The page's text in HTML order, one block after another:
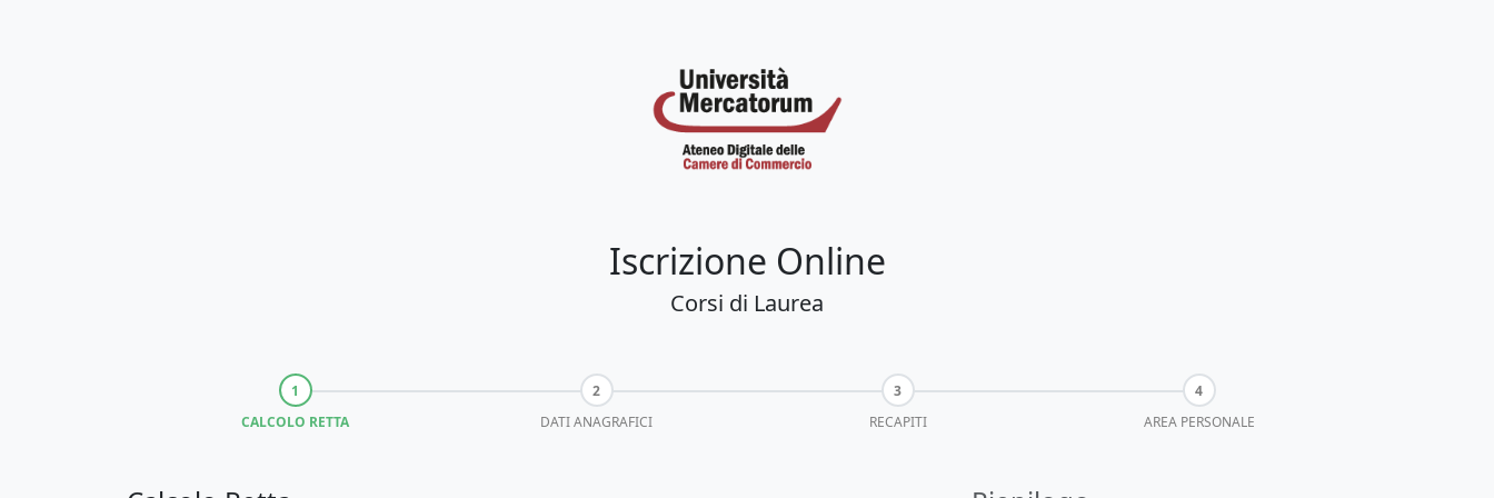
Iscrizione Online
Corsi di Laurea
CALCOLO RETTA DATI ANAGRAFICI RECAPITI AREA PERSONALE